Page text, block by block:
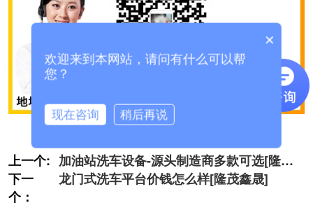
上一个: 加油站洗车设备-源头制造商多款可选[隆茂
鑫晟]
下一
个：
龙门式洗车平台价钱怎么样[隆茂鑫晟]
×
欢迎来到本网站，请问有什么可以帮
您？
现在咨询 稍后再说